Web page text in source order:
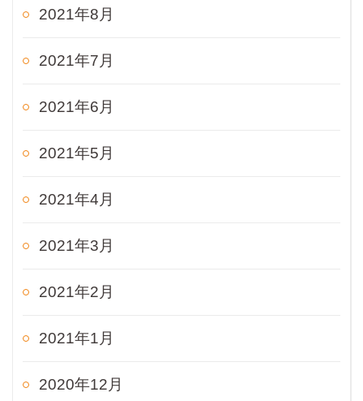
2021年8月
2021年7月
2021年6月
2021年5月
2021年4月
2021年3月
2021年2月
2021年1月
2020年12月